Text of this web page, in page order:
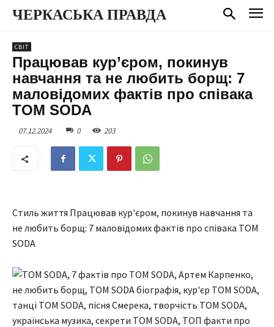
ЧЕРКАСЬКА ПРАВДА
СВІТ
Працював кур’єром, покинув
навчання та не любить борщ: 7
маловідомих фактів про співака
TOM SODA
07.12.2024 0 203
Стиль життя Працював кур'єром, покинув навчання та
не любить борщ: 7 маловідомих фактів про співака TOM
SODA